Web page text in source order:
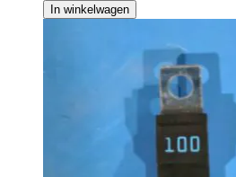
In winkelwagen